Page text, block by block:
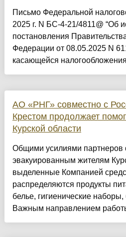
Письмо Федеральной
2025 г. N БС-4-21/4811@ “Об
постановления
Федерации от 08.05.2025 N
касающейся
АО «РНГ» совместно с
Крестом продолжает
Курской области
Общими усилиями партнеров
эвакуированным жителям
выделенные Компанией
распределяются продукты
белье, гигиенические
Важным направлением